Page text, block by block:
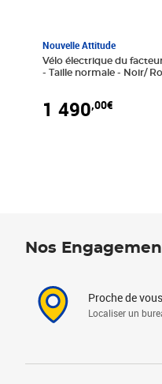
Nouvelle Attitude
Vélo électrique du
- Taille normale - Noir/
1 490,00€
Nos
Proche de vous
Localiser un